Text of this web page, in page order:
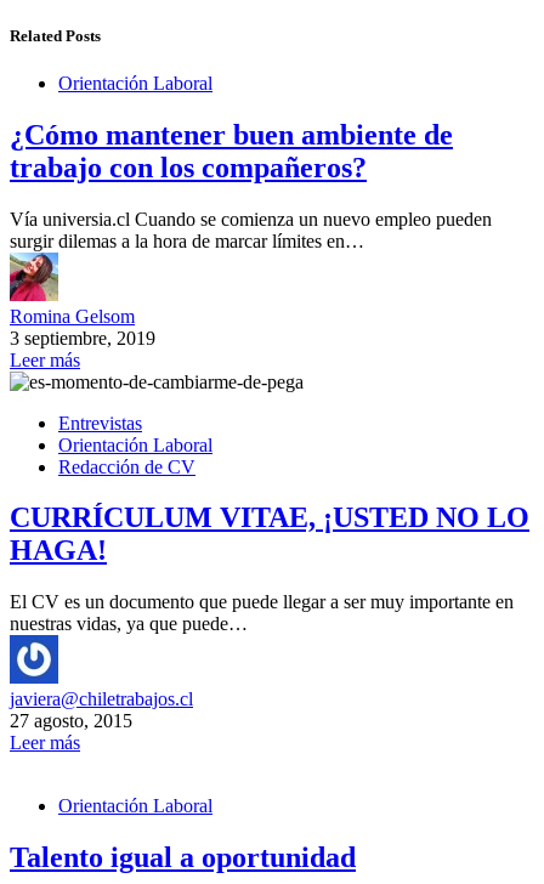
Related Posts
Orientación Laboral
¿Cómo mantener buen ambiente de
trabajo con los compañeros?
Vía universia.cl Cuando se comienza un nuevo empleo pueden
surgir dilemas a la hora de marcar límites en…
Romina Gelsom
3 septiembre, 2019
Leer más
Entrevistas
Orientación Laboral
Redacción de CV
CURRÍCULUM VITAE, ¡USTED NO LO
HAGA!
El CV es un documento que puede llegar a ser muy importante en
nuestras vidas, ya que puede…
javiera@chiletrabajos.cl
27 agosto, 2015
Leer más
Orientación Laboral
Talento igual a oportunidad